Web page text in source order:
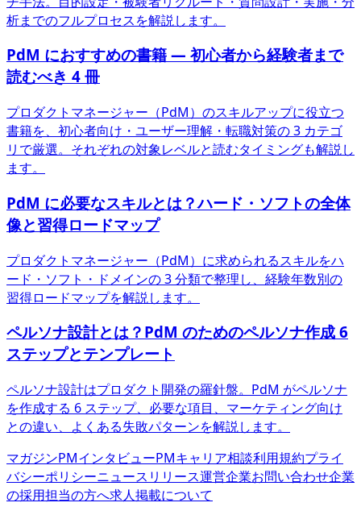
析までのフルプロセスを解説します。
PdM におすすめの書籍 — 初心者から経験者まで
読むべき 4 冊
プロダクトマネージャー（PdM）のスキルアップに役立つ
書籍を、初心者向け・ユーザー理解・転職対策の 3 カテゴ
リで厳選。それぞれの対象レベルと読むタイミングも解説し
ます。
PdM に必要なスキルとは？ハード・ソフトの全体
像と習得ロードマップ
プロダクトマネージャー（PdM）に求められるスキルをハ
ード・ソフト・ドメインの 3 分類で整理し、経験年数別の
習得ロードマップを解説します。
ペルソナ設計とは？PdM のためのペルソナ作成 6
ステップとテンプレート
ペルソナ設計はプロダクト開発の羅針盤。PdM がペルソナ
を作成する 6 ステップ、必要な項目、マーケティング向け
との違い、よくある失敗パターンを解説します。
マガジンPMインタビューPMキャリア相談利用規約プライ
バシーポリシーニュースリリース運営企業お問い合わせ企業
の採用担当の方へ求人掲載について